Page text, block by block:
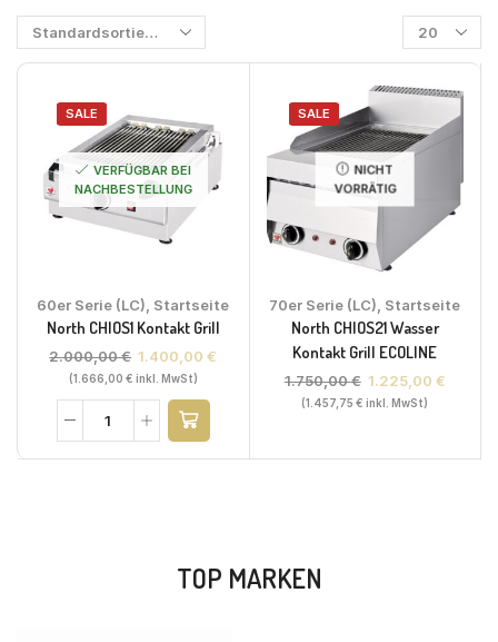
SALE
VERFÜGBAR BEI
NACHBESTELLUNG
60er Serie (LC) Startseite
North CHIOS1 Kontakt Grill
2.000,00€ 1.400,00€
(1.666,00 € inkl. MwSt)
SALE
NICHT
VORRÄTIG
70er Serie (LC) Startseite
North CHIOS21 Wasser
Kontakt Grill ECOLINE
1.750,00€ 1.225,00 €
(1.457,75€ inkl. MwSt)
TOP MARKEN